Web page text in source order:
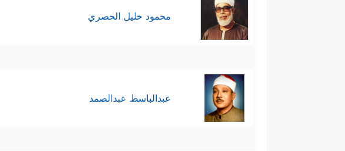
محمود خليل الحصري
عبدالباسط عبدالصمد